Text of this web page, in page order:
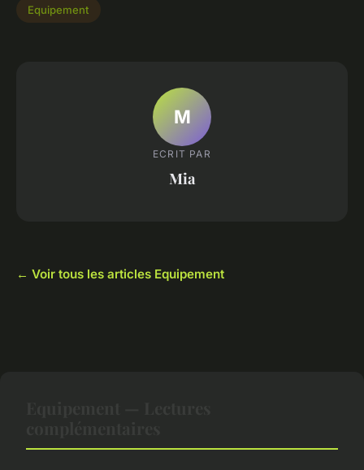
Equipement
M
ECRIT PAR
Mia
← Voir tous les articles Equipement